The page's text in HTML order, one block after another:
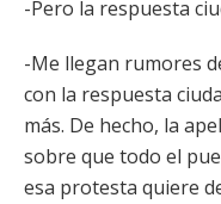
-Pero la respuesta
-Me llegan rumores
con la respuesta
más. De hecho, la
sobre que todo el
esa protesta quiere